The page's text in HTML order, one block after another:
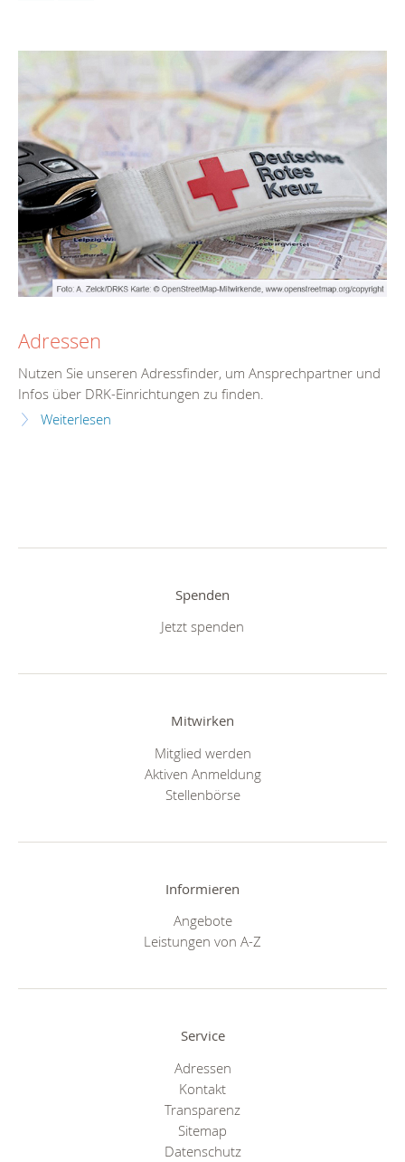
Adressen
Nutzen Sie unseren Adressfinder, um Ansprechpartner und
Infos über DRK-Einrichtungen zu finden.
Weiterlesen
Spenden
Jetzt spenden
Mitwirken
Mitglied werden
Aktiven Anmeldung
Stellenbörse
Informieren
Angebote
Leistungen von A-Z
Service
Adressen
Kontakt
Transparenz
Sitemap
Datenschutz